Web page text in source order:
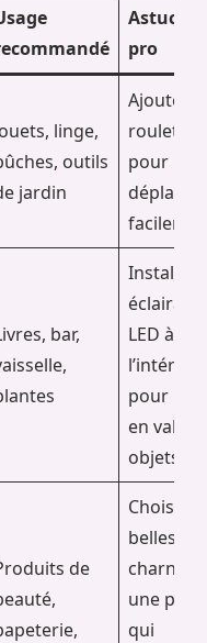
Astuce
pro
linge,
outils
jardin
Ajouter
roulettes
pour le
déplacer
bar,
Installer
éclairage
LED à
l’intérieur
pour
en
objets.
de
Choisir
belles
une
qui